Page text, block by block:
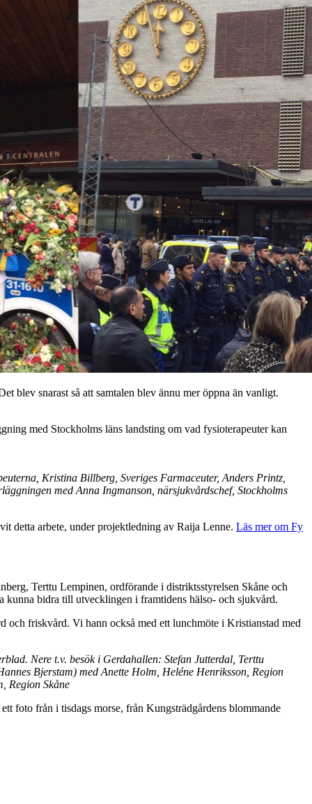
blev snarast så att samtalen blev ännu mer öppna än vanligt.
med Stockholms läns landsting om vad fysioterapeuter kan
Kristina Billberg, Sveriges Farmaceuter, Anders Printz,
med Anna Ingmanson, närsjukvårdschef, Stockholms
detta arbete, under projektledning av Raija Lenne. Läs mer om Fy
Terttu Lempinen, ordförande i distriktsstyrelsen Skåne och
kunna bidra till utvecklingen i framtidens hälso- och sjukvård.
och friskvård. Vi hann också med ett lunchmöte i Kristianstad med
Nere t.v. besök i Gerdahallen: Stefan Jutterdal, Terttu
Bjerstam) med Anette Holm, Heléne Henriksson, Region
Region Skåne
foto från i tisdags morse, från Kungsträdgårdens blommande